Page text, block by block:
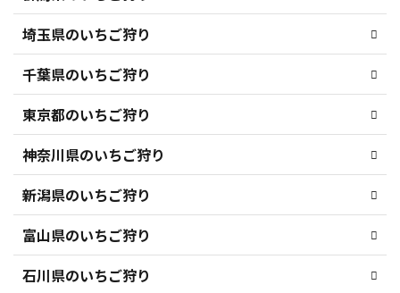
埼玉県のいちご狩り
千葉県のいちご狩り
東京都のいちご狩り
神奈川県のいちご狩り
新潟県のいちご狩り
富山県のいちご狩り
石川県のいちご狩り